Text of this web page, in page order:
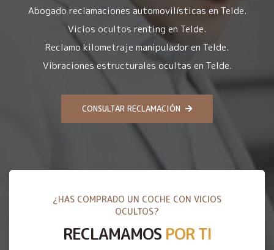
Abogado reclamaciones automovilísticas en Telde.
Vicios ocultos renting en Telde.
Reclamo kilometraje manipulador en Telde.
Vibraciones estructurales ocultas en Telde.
CONSULTAR RECLAMACIÓN
¿HAS COMPRADO UN COCHE CON VICIOS
OCULTOS?
RECLAMAMOS POR TI